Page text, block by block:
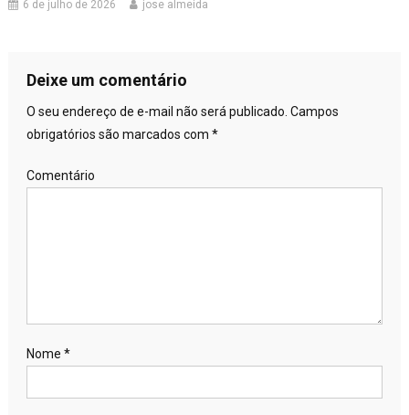
6 de julho de 2026 jose almeida
Deixe um comentário
O seu endereço de e-mail não será publicado. Campos
obrigatórios são marcados com *
Comentário
Nome *